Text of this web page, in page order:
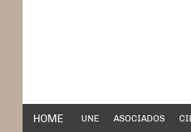
HOME UNE ASOCIADOS